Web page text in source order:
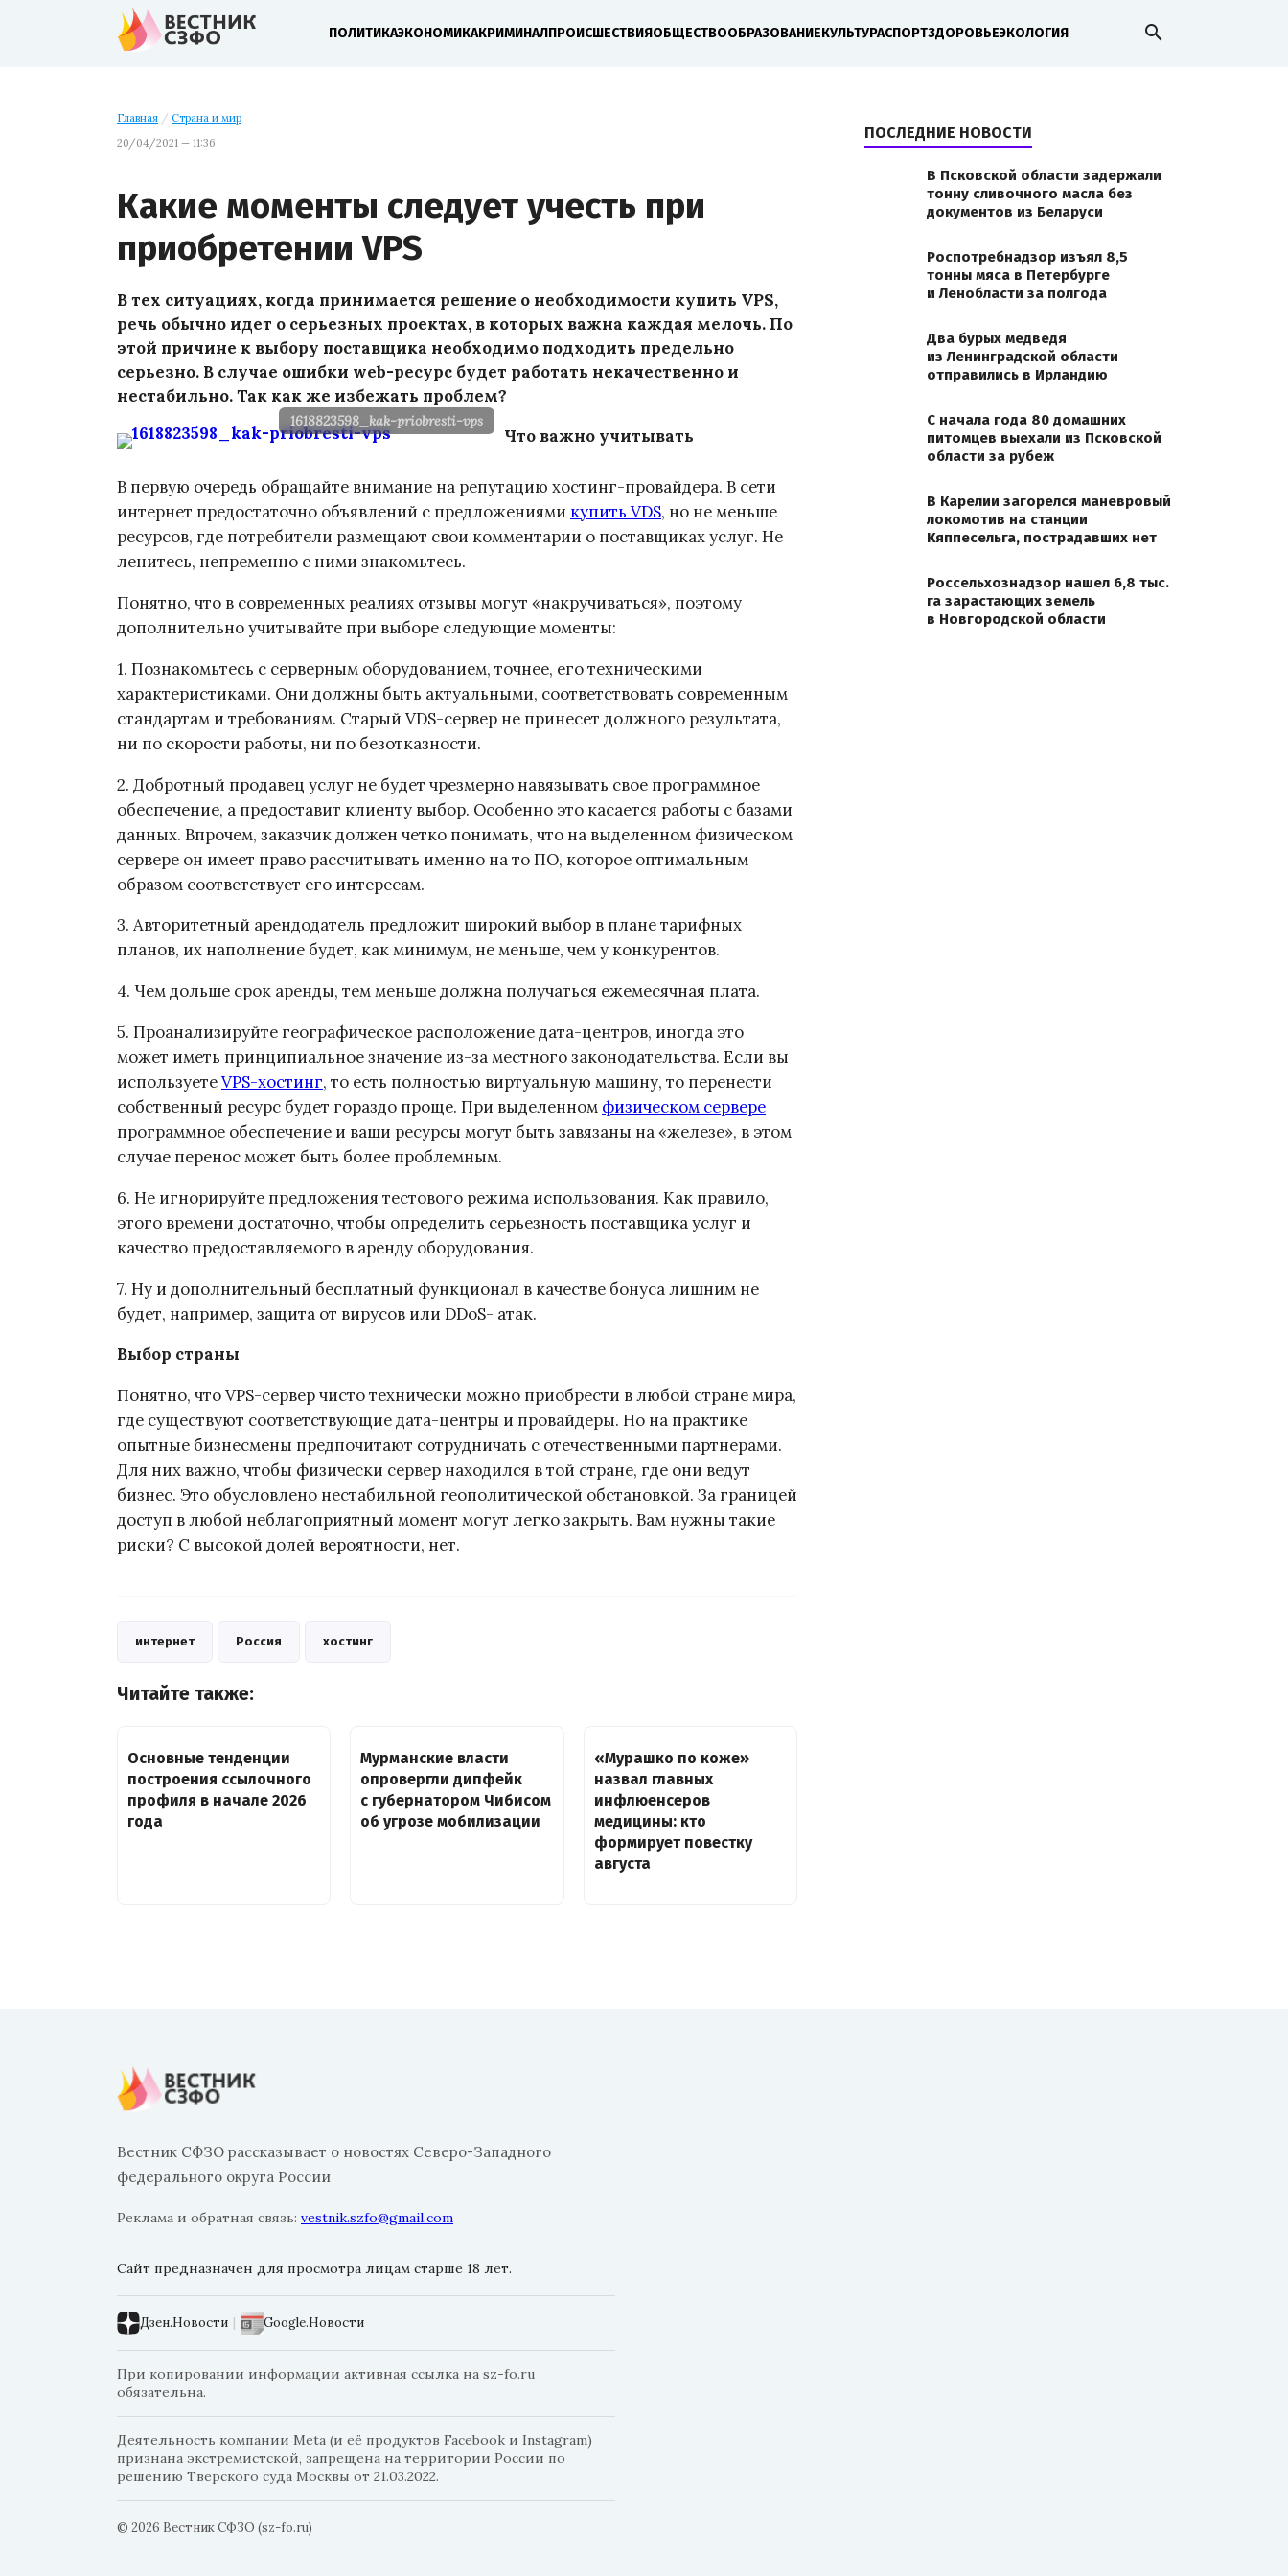
ПОЛИТИКАЭКОНОМИКАКРИМИНАЛПРОИСШЕСТВИЯОБЩЕСТВООБРАЗОВАНИЕКУЛЬТУРАСПОРТЗДОРОВЬЕЭКОЛОГИЯ search
Главная / Страна и мир
20/04/2021 — 11:36
Какие моменты следует учесть при
приобретении VPS
В тех ситуациях, когда принимается решение о необходимости купить VPS,
речь обычно идет о серьезных проектах, в которых важна каждая мелочь. По
этой причине к выбору поставщика необходимо подходить предельно
серьезно. В случае ошибки web-ресурс будет работать некачественно и
нестабильно. Так как же избежать проблем?
1618823598_kak-priobresti-vps
Что важно учитывать
В первую очередь обращайте внимание на репутацию хостинг-провайдера. В сети
интернет предостаточно объявлений с предложениями купить VDS, но не меньше
ресурсов, где потребители размещают свои комментарии о поставщиках услуг. Не
ленитесь, непременно с ними знакомьтесь.
Понятно, что в современных реалиях отзывы могут «накручиваться», поэтому
дополнительно учитывайте при выборе следующие моменты:
1. Познакомьтесь с серверным оборудованием, точнее, его техническими
характеристиками. Они должны быть актуальными, соответствовать современным
стандартам и требованиям. Старый VDS-сервер не принесет должного результата,
ни по скорости работы, ни по безотказности.
2. Добротный продавец услуг не будет чрезмерно навязывать свое программное
обеспечение, а предоставит клиенту выбор. Особенно это касается работы с базами
данных. Впрочем, заказчик должен четко понимать, что на выделенном физическом
сервере он имеет право рассчитывать именно на то ПО, которое оптимальным
образом соответствует его интересам.
3. Авторитетный арендодатель предложит широкий выбор в плане тарифных
планов, их наполнение будет, как минимум, не меньше, чем у конкурентов.
4. Чем дольше срок аренды, тем меньше должна получаться ежемесячная плата.
5. Проанализируйте географическое расположение дата-центров, иногда это
может иметь принципиальное значение из-за местного законодательства. Если вы
используетеVPS-хостинг, то есть полностью виртуальную машину, то перенести
собственный ресурс будет гораздо проще. При выделенном физическом сервере
программное обеспечение и ваши ресурсы могут быть завязаны на «железе», в этом
случае перенос может быть более проблемным.
6. Не игнорируйте предложения тестового режима использования. Как правило,
этого времени достаточно, чтобы определить серьезность поставщика услуг и
качество предоставляемого в аренду оборудования.
7. Ну и дополнительный бесплатный функционал в качестве бонуса лишним не
будет, например, защита от вирусов или DDoS- атак.
Выбор страны
Понятно, что VPS-сервер чисто технически можно приобрести в любой стране мира,
где существуют соответствующие дата-центры и провайдеры. Но на практике
опытные бизнесмены предпочитают сотрудничать с отечественными партнерами.
Для них важно, чтобы физически сервер находился в той стране, где они ведут
бизнес. Это обусловлено нестабильной геополитической обстановкой. За границей
доступ в любой неблагоприятный момент могут легко закрыть. Вам нужны такие
риски? С высокой долей вероятности, нет.
интернет Россия хостинг
Читайте также:
Основные тенденции
построения ссылочного
профиля в начале 2026
года
Мурманские власти
опровергли дипфейк
с губернатором Чибисом
об угрозе мобилизации
«Мурашко по коже»
назвал главных
инфлюенсеров
медицины: кто
формирует повестку
августа
ПОСЛЕДНИЕ НОВОСТИ
В Псковской области задержали
тонну сливочного масла без
документов из Беларуси
Роспотребнадзор изъял 8,5
тонны мяса в Петербурге
и Ленобласти за полгода
Два бурых медведя
из Ленинградской области
отправились в Ирландию
С начала года 80 домашних
питомцев выехали из Псковской
области за рубеж
В Карелии загорелся маневровый
локомотив на станции
Кяппесельга, пострадавших нет
Россельхознадзор нашел 6,8 тыс.
га зарастающих земель
в Новгородской области
Вестник СФЗО рассказывает о новостях Северо-Западного
федерального округа России
Реклама и обратная связь: vestnik.szfo@gmail.com
Сайт предназначен для просмотра лицам старше 18 лет.
Дзен.Новости | Google.Новости
При копировании информации активная ссылка на sz-fo.ru
обязательна.
Деятельность компании Meta (и её продуктов Facebook и Instagram)
признана экстремистской, запрещена на территории России по
решению Тверского суда Москвы от 21.03.2022.
© 2026 Вестник СФЗО (sz-fo.ru)